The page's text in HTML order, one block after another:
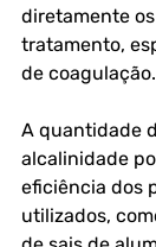
diretamente
tratamento,
de coagulação.
A quantidade
alcalinidade
eficiência dos
utilizados,